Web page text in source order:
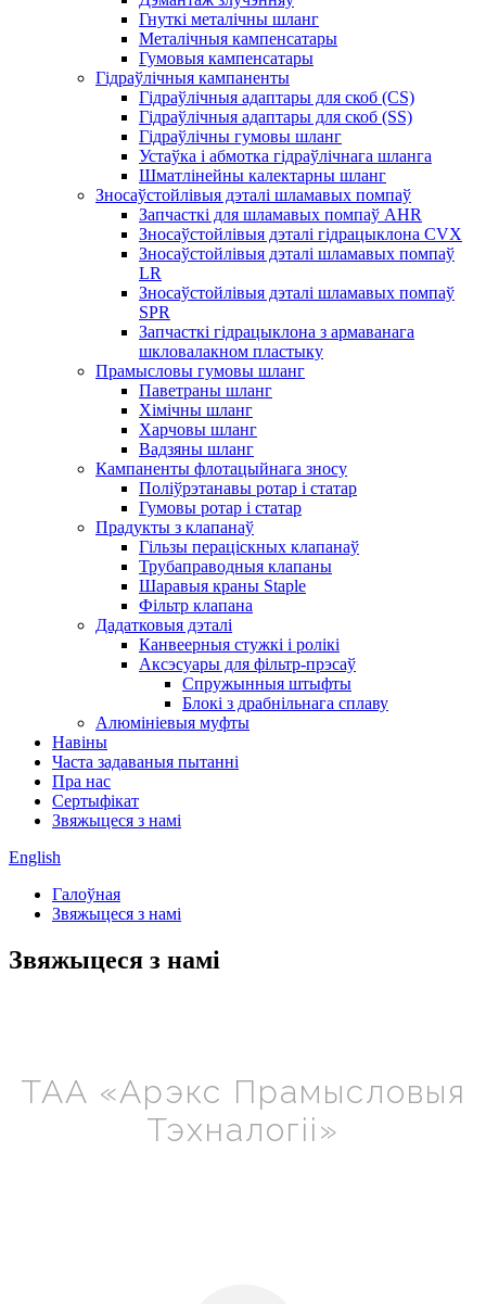
Гнуткі металічны шланг
Металічныя кампенсатары
Гумовыя кампенсатары
Гідраўлічныя кампаненты
Гідраўлічныя адаптары для скоб (CS)
Гідраўлічныя адаптары для скоб (SS)
Гідраўлічны гумовы шланг
Устаўка і абмотка гідраўлічнага шланга
Шматлінейны калектарны шланг
Зносаўстойлівыя дэталі шламавых помпаў
Запчасткі для шламавых помпаў AHR
Зносаўстойлівыя дэталі гідрацыклона CVX
Зносаўстойлівыя дэталі шламавых помпаў
LR
Зносаўстойлівыя дэталі шламавых помпаў
SPR
Запчасткі гідрацыклона з армаванага
шкловалакном пластыку
Прамысловы гумовы шланг
Паветраны шланг
Хімічны шланг
Харчовы шланг
Вадзяны шланг
Кампаненты флотацыйнага зносу
Поліўрэтанавы ротар і статар
Гумовы ротар і статар
Прадукты з клапанаў
Гільзы пераціскных клапанаў
Трубаправодныя клапаны
Шаравыя краны Staple
Фільтр клапана
Дадатковыя дэталі
Канвеерныя стужкі і ролікі
Аксэсуары для фільтр-прэсаў
Спружынныя штыфты
Блокі з драбнільнага сплаву
Алюмініевыя муфты
Навіны
Часта задаваныя пытанні
Пра нас
Сертыфікат
Звяжыцеся з намі
English
Галоўная
Звяжыцеся з намі
Звяжыцеся з намі
ТАА «Арэкс Прамысловыя
Тэхналогіі»